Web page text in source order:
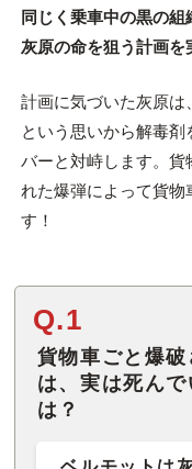
同じく乗車中の黒の
灰原の命を狙う計画を
計画に気づいた灰原は
という思いから解毒
バーと対峙します。貨
れた爆弾によって貨
す！
Q.1
貨物車ごと爆
は、実は死ん
は？